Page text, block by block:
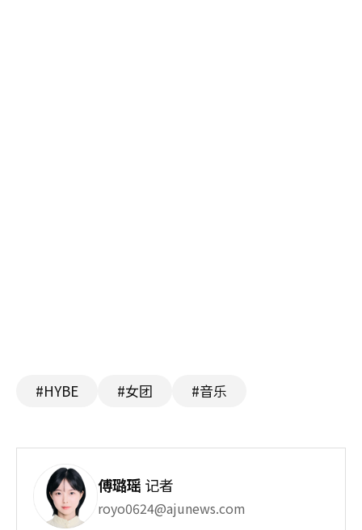
#HYBE #女团 #音乐
傅璐瑶 记者
royo0624@ajunews.com